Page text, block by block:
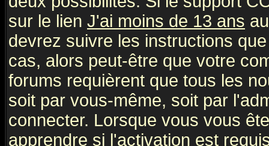
sur le lien J'ai moins de 13 ans
devrez suivre les instructions
cas, alors peut-être que votre
forums requièrent que tous les
soit par vous-même, soit par
connecter. Lorsque vous vous
apprendre si l'activation est